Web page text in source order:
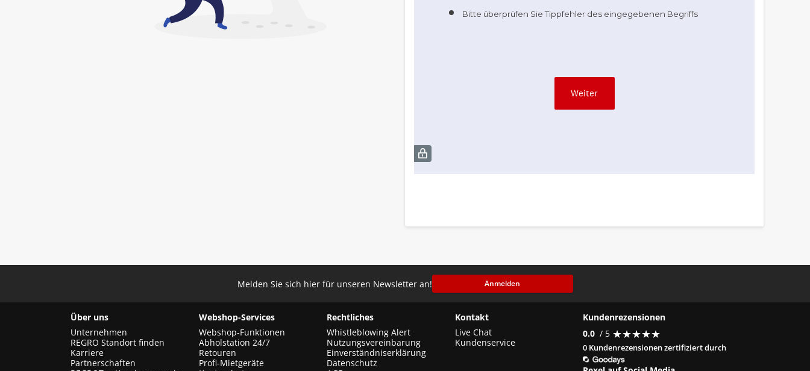
Melden Sie sich hier für unseren Newsletter an! Anmelden
Über uns
Unternehmen
REGRO Standort finden
Karriere
Partnerschaften
Webshop-Services
Webshop-Funktionen
Abholstation 24/7
Retouren
Profi-Mietgeräte
Rechtliches
Whistleblowing Alert
Nutzungsvereinbarung
Einverständniserklärung
Datenschutz
Kontakt
Live Chat
Kundenservice
Kundenrezensionen
0.0 / 5 ★★★★★
★★★★★
0 Kundenrezensionen zertifiziert durch